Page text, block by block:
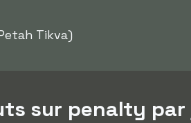
Tikva)
sur penalty par